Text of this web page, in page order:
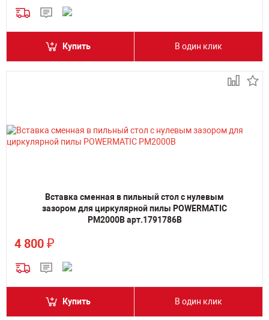
Купить В один клик
Вставка сменная в пильный стол с нулевым
зазором для циркулярной пилы POWERMATIC
PM2000B арт.1791786B
4 800 ₽
Купить В один клик